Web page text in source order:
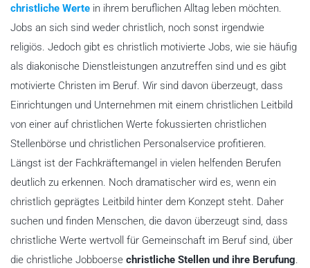
christliche Werte in ihrem beruflichen Alltag leben möchten.
Jobs an sich sind weder christlich, noch sonst irgendwie
religiös. Jedoch gibt es christlich motivierte Jobs, wie sie häufig
als diakonische Dienstleistungen anzutreffen sind und es gibt
motivierte Christen im Beruf. Wir sind davon überzeugt, dass
Einrichtungen und Unternehmen mit einem christlichen Leitbild
von einer auf christlichen Werte fokussierten christlichen
Stellenbörse und christlichen Personalservice profitieren.
Längst ist der Fachkräftemangel in vielen helfenden Berufen
deutlich zu erkennen. Noch dramatischer wird es, wenn ein
christlich geprägtes Leitbild hinter dem Konzept steht. Daher
suchen und finden Menschen, die davon überzeugt sind, dass
christliche Werte wertvoll für Gemeinschaft im Beruf sind, über
die christliche Jobboerse christliche Stellen und ihre Berufung